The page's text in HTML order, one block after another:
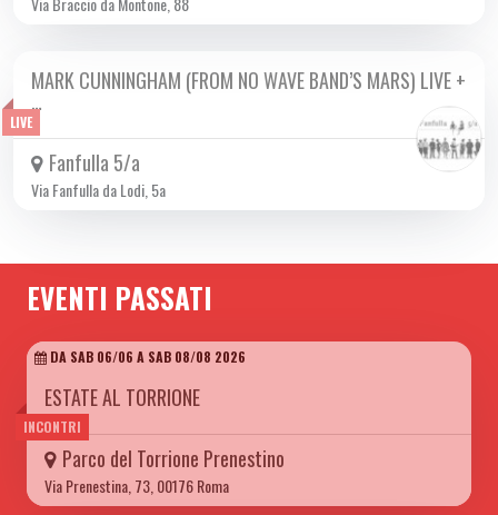
LIVE
MER 05/11 2025
MARK CUNNINGHAM (FROM NO WAVE BAND’S MARS) LIVE +
…
Fanfulla 5/a
Via Fanfulla da Lodi, 5a
EVENTI PASSATI
INCONTRI
DA SAB 06/06 A SAB 08/08 2026
ESTATE AL TORRIONE
Parco del Torrione Prenestino
Via Prenestina, 73, 00176 Roma